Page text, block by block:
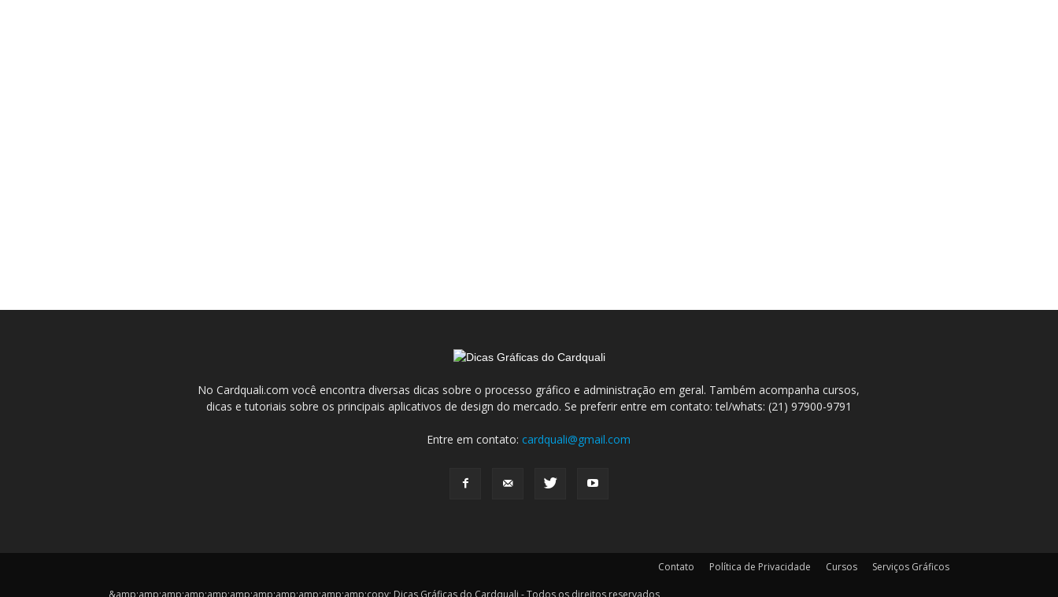
No Cardquali.com você encontra diversas dicas sobre o processo gráfico e administração em geral. Também acompanha cursos,
dicas e tutoriais sobre os principais aplicativos de design do mercado. Se preferir entre em contato: tel/whats: (21) 97900-9791
Entre em contato:cardquali@gmail.com
Contato Política de Privacidade Cursos Serviços Gráficos
&amp;amp;amp;amp;amp;amp;amp;amp;amp;amp;amp;copy; Dicas Gráficas do Cardquali - Todos os direitos reservados